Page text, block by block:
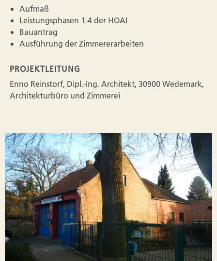
Aufmaß
Leistungsphasen 1-4 der HOAI
Bauantrag
Ausführung der Zimmererarbeiten
PROJEKTLEITUNG
Enno Reinstorf, Dipl.-Ing. Architekt, 30900 Wedemark,
Architekturbüro und Zimmerei